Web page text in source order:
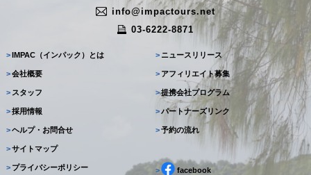
info@impactours.net
03-6222-8871
> IMPAC（インパック）とは
>会社概要
> スタッフ
>採用情報
>ヘルプ・お問合せ
>サイトマップ
> ニュースリリース
> アフィリエイト募集
>提携会社プログラム
>パートナーズリンク
>予約の流れ
> プライバシーポリシー > facebook